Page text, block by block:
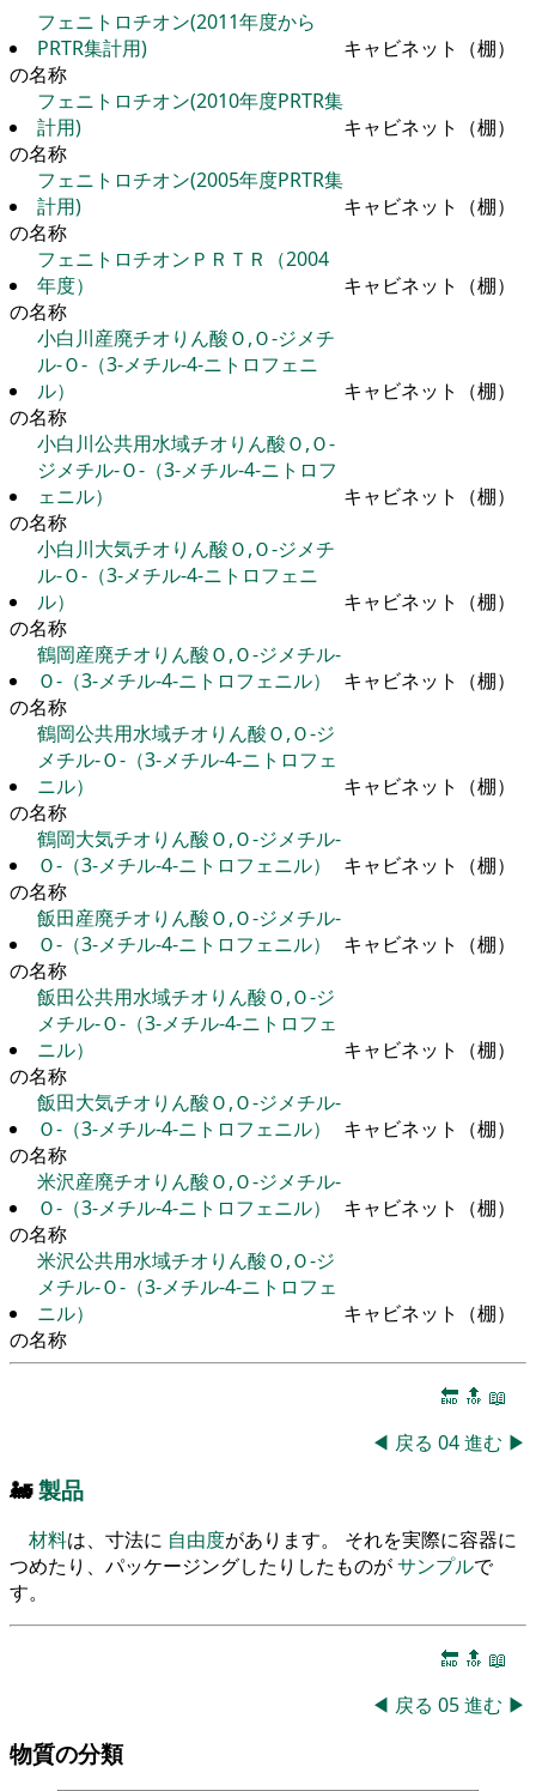
フェニトロチオン(2011年度から
PRTR集計用)
キャビネット（棚）
の名称
フェニトロチオン(2010年度PRTR集
計用)
キャビネット（棚）
の名称
フェニトロチオン(2005年度PRTR集
計用)
キャビネット（棚）
の名称
フェニトロチオンＰＲＴＲ（2004
年度）
キャビネット（棚）
の名称
小白川産廃チオりん酸Ｏ,Ｏ-ジメチ
ル-Ｏ-（3-メチル-4-ニトロフェニ
ル）
キャビネット（棚）
の名称
小白川公共用水域チオりん酸Ｏ,Ｏ-
ジメチル-Ｏ-（3-メチル-4-ニトロフ
ェニル）
キャビネット（棚）
の名称
小白川大気チオりん酸Ｏ,Ｏ-ジメチ
ル-Ｏ-（3-メチル-4-ニトロフェニ
ル）
キャビネット（棚）
の名称
鶴岡産廃チオりん酸Ｏ,Ｏ-ジメチル-
Ｏ-（3-メチル-4-ニトロフェニル）
キャビネット（棚）
の名称
鶴岡公共用水域チオりん酸Ｏ,Ｏ-ジ
メチル-Ｏ-（3-メチル-4-ニトロフェ
ニル）
キャビネット（棚）
の名称
鶴岡大気チオりん酸Ｏ,Ｏ-ジメチル-
Ｏ-（3-メチル-4-ニトロフェニル）
キャビネット（棚）
の名称
飯田産廃チオりん酸Ｏ,Ｏ-ジメチル-
Ｏ-（3-メチル-4-ニトロフェニル）
キャビネット（棚）
の名称
飯田公共用水域チオりん酸Ｏ,Ｏ-ジ
メチル-Ｏ-（3-メチル-4-ニトロフェ
ニル）
キャビネット（棚）
の名称
飯田大気チオりん酸Ｏ,Ｏ-ジメチル-
Ｏ-（3-メチル-4-ニトロフェニル）
キャビネット（棚）
の名称
米沢産廃チオりん酸Ｏ,Ｏ-ジメチル-
Ｏ-（3-メチル-4-ニトロフェニル）
キャビネット（棚）
の名称
米沢公共用水域チオりん酸Ｏ,Ｏ-ジ
メチル-Ｏ-（3-メチル-4-ニトロフェ
ニル）
キャビネット（棚）
の名称
🔚 🔝 📖
◀ 戻る 04進む ▶
🚂製品
材料は、寸法に 自由度があります。 それを実際に容器に
つめたり、パッケージングしたりしたものがサンプルで
す。
🔚 🔝 📖
◀ 戻る 05進む ▶
物質の分類